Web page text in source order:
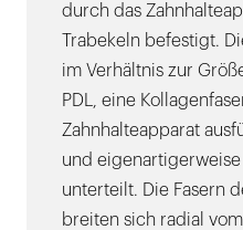
durch das
Trabekeln befestigt.
im Verhältnis zur
PDL, eine
Zahnhalteapparat
und
unterteilt. Die Fasern
breiten sich radial